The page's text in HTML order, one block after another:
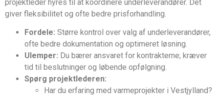
projektleder hyres til at koordinere underleverandører. Det
giver fleksibilitet og ofte bedre prisforhandling.
Fordele: Større kontrol over valg af underleverandører,
ofte bedre dokumentation og optimeret løsning.
Ulemper: Du bærer ansvaret for kontrakterne; kræver
tid til beslutninger og løbende opfølgning.
Spørg projektlederen:
Har du erfaring med varmeprojekter i Vestjylland?